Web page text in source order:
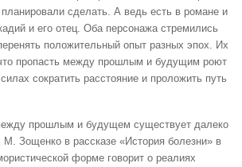
сделать. А ведь есть в романе и
и его отец. Оба персонажа стремились
положительный опыт разных эпох. Их
пропасть между прошлым и будущим роют
сократить расстояние и проложить путь
прошлым и будущем существует далеко
М. Зощенко в рассказе «История болезни» в
форме говорит о реалиях